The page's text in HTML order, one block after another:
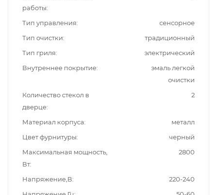
работы
Тип управления
сенсорное
Тип очистки
традиционный
Тип гриля
электрический
Внутреннее покрытие
эмаль легкой
очистки
Количество стекол в
дверце
2
Материал корпуса
металл
Цвет фурнитуры
черный
Максимальная мощность,
Вт
2800
Напряжение,В
220-240